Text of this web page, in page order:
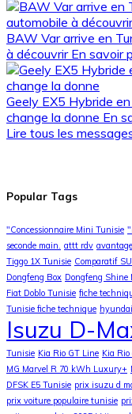
BAW Var arrive en
à découvrir En savoir
Geely EX5 Hybride
change la donne En
Lire tous les
Popular Tags
"Concessionnaire Mini Tunisie
seconde main. attt rdv
Tiggo 1X Tunisie Comparatif
Dongfeng Box Dongfeng Shine
Fiat Doblo Tunisie fiche
Tunisie fiche technique
Isuzu D-
Tunisie Kia Rio GT Line Kia
MG Marvel R 70 kWh Luxury+
DFSK E5 Tunisie prix isuzu d
prix voiture populaire tunisie